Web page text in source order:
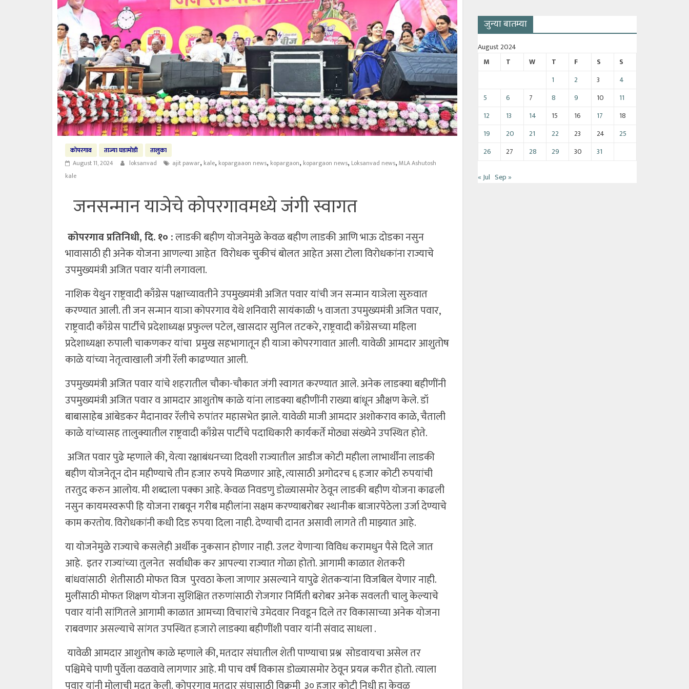
कोपरगाव ताज्या घडामोडी
तालुका
August 11, 2024
loksanvad ajit pawar, kale, kopargaaon news, kopargaon, kopargaon news, Loksanvad news, MLA Ashutosh
kale
जनसन्मान याञेचे कोपरगावमध्ये जंगी स्वागत
कोपरगाव प्रतिनिधी, दि. १० :लाडकी बहीण योजनेमुळे केवळ बहीण लाडकी आणि भाऊ दोडका नसुन
भावासाठी ही अनेक योजना आणल्या आहेत विरोधक चुकीचं बोलत आहेत असा टोला विरोधकांना राज्याचे
उपमुख्यमंत्री अजित पवार यांनी लगावला.
नाशिक येथुन राष्ट्रवादी काँग्रेस पक्षाच्यावतीने उपमुख्यमंत्री अजित पवार यांची जन सन्मान याञेला सुरुवात
करण्यात आली. ती जन सन्मान याञा कोपरगाव येथे शनिवारी सायंकाळी ५ वाजता उपमुख्यमंत्री अजित पवार,
राष्ट्रवादी काँग्रेस पार्टीचे प्रदेशाध्यक्ष प्रफुल्ल पटेल, खासदार सुनिल तटकरे, राष्ट्रवादी काँग्रेसच्या महिला
प्रदेशाध्यक्षा रुपाली चाकणकर यांचा प्रमुख सहभागातून ही याञा कोपरगावात आली. यावेळी आमदार आशुतोष
काळे यांच्या नेतृत्वाखाली जंगी रॅली काढण्यात आली.
उपमुख्यमंत्री अजित पवार यांचे शहरातील चौका-चौकात जंगी स्वागत करण्यात आले. अनेक लाडक्या बहीणींनी
उपमुख्यमंत्री अजित पवार व आमदार आशुतोष काळे यांना लाडक्या बहीणींनी राख्या बांधून औक्षण केले. डॉ
बाबासाहेब आंबेडकर मैदानावर रॅलीचे रुपांतर महासभेत झाले. यावेळी माजी आमदार अशोकराव काळे, चैताली
काळे यांच्यासह तालुक्यातील राष्ट्रवादी काँग्रेस पार्टीचे पदाधिकारी कार्यकर्ते मोठ्या संख्येने उपस्थित होते.
अजित पवार पुढे म्हणाले की, येत्या रक्षाबंधनच्या दिवशी राज्यातील आडीज कोटी महीला लाभार्थींना लाडकी
बहीण योजनेतून दोन महीण्याचे तीन हजार रुपये मिळणार आहे, त्यासाठी अगोदरच ६ हजार कोटी रुपयांची
तरतुद करुन आलोय. मी शब्दाला पक्का आहे. केवळ निवडणु डोळ्यासमोर ठेवून लाडकी बहीण योजना काढली
नसुन कायमस्वरूपी हि योजना राबवून गरीब महीलांना सक्षम करण्याबरोबर स्थानीक बाजारपेठेला उर्जा देण्याचे
काम करतोय. विरोधकांनी कधी दिड रुपया दिला नाही. देण्याची दानत असावी लागते ती माझ्यात आहे.
या योजनेमुळे राज्याचे कसलेही अर्थीक नुकसान होणार नाही. उलट येणाऱ्या विविध करामधुन पैसे दिले जात
आहे. इतर राज्यांच्या तुलनेत सर्वाधीक कर आपल्या राज्यात गोळा होतो. आगामी काळात शेतकरी
बांधवांसाठी शेतीसाठी मोफत विज पुरवठा केला जाणार असल्याने यापुढे शेतकऱ्यांना विजबिल येणार नाही.
मुलींसाठी मोफत शिक्षण योजना सुशिक्षित तरुणांसाठी रोजगार निर्मिती बरोबर अनेक सवलती चालु केल्याचे
पवार यांनी सांगितले आगामी काळात आमच्या विचारांचे उमेदवार निवडून दिले तर विकासाच्या अनेक योजना
राबवणार असल्याचे सांगत उपस्थित हजारो लाडक्या बहीणींशी पवार यांनी संवाद साधला .
यावेळी आमदार आशुतोष काळे म्हणाले की, मतदार संघातील शेती पाण्याचा प्रश्न सोडवायचा असेल तर
पश्चिमेचे पाणी पुर्वेला वळवावे लागणार आहे. मी पाच वर्षं विकास डोळ्यासमोर ठेवून प्रयत्न करीत होतो. त्याला
जुन्या बातम्या
August 2024
M
T W T F S
S
1
2 3
4
5
6 7 8 9 10
11
12
13 14 15 16 17
18
19
20 21 22 23 24
25
26
27 28 29 30 31
« Jul Sep »